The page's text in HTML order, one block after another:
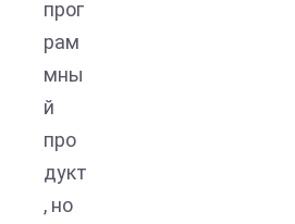
прог
рам
мны
й
про
дукт
, но